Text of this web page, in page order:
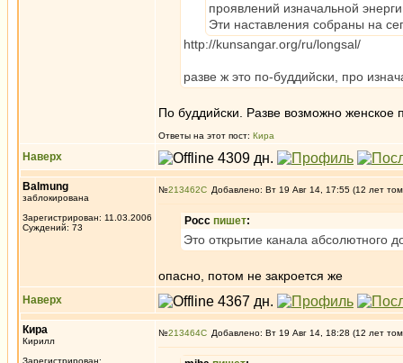
проявлений изначальной
Эти наставления собраны на
http://kunsangar.org/ru/longsal/
разве ж это по-буддийски, про
По буддийски. Разве возможно женское
Ответы на этот пост: Кира
Наверх
Balmung
заблокирована
Зарегистрирован: 11.03.2006
Суждений: 73
№213462 Добавлено: Вт 19 Авг 14, 17:55 (12 лет
Росс пишет:
Это открытие канала абсолютного
опасно, потом не закроется же
Наверх
Кира
Кирилл
Зарегистрирован:
№213464 Добавлено: Вт 19 Авг 14, 18:28 (12 лет